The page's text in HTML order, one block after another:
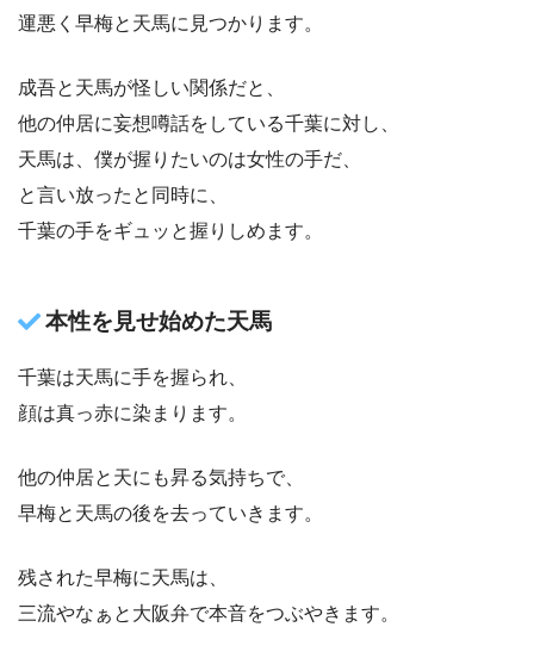
運悪く早梅と天馬に見つかります。
成吾と天馬が怪しい関係だと、
他の仲居に妄想噂話をしている千葉に対し、
天馬は、僕が握りたいのは女性の手だ、
と言い放ったと同時に、
千葉の手をギュッと握りしめます。
本性を見せ始めた天馬
千葉は天馬に手を握られ、
顔は真っ赤に染まります。
他の仲居と天にも昇る気持ちで、
早梅と天馬の後を去っていきます。
残された早梅に天馬は、
三流やなぁと大阪弁で本音をつぶやきます。